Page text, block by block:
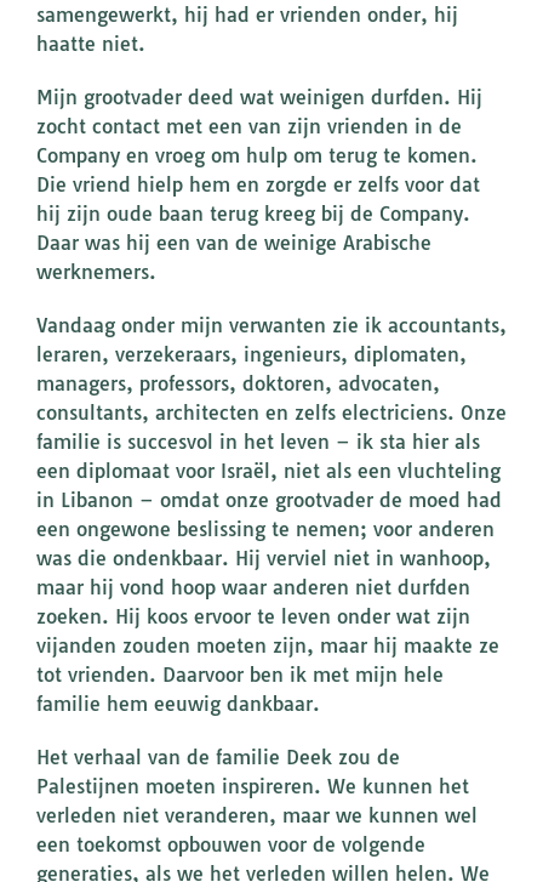
samengewerkt, hij had er vrienden onder, hij
haatte niet.
Mijn grootvader deed wat weinigen durfden. Hij
zocht contact met een van zijn vrienden in de
Company en vroeg om hulp om terug te komen.
Die vriend hielp hem en zorgde er zelfs voor dat
hij zijn oude baan terug kreeg bij de Company.
Daar was hij een van de weinige Arabische
werknemers.
Vandaag onder mijn verwanten zie ik accountants,
leraren, verzekeraars, ingenieurs, diplomaten,
managers, professors, doktoren, advocaten,
consultants, architecten en zelfs electriciens. Onze
familie is succesvol in het leven – ik sta hier als
een diplomaat voor Israël, niet als een vluchteling
in Libanon – omdat onze grootvader de moed had
een ongewone beslissing te nemen; voor anderen
was die ondenkbaar. Hij verviel niet in wanhoop,
maar hij vond hoop waar anderen niet durfden
zoeken. Hij koos ervoor te leven onder wat zijn
vijanden zouden moeten zijn, maar hij maakte ze
tot vrienden. Daarvoor ben ik met mijn hele
familie hem eeuwig dankbaar.
Het verhaal van de familie Deek zou de
Palestijnen moeten inspireren. We kunnen het
verleden niet veranderen, maar we kunnen wel
een toekomst opbouwen voor de volgende
generaties, als we het verleden willen helen. We